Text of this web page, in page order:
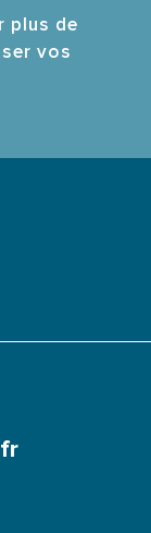
plus de
vos